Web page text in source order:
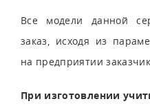
Все модели данной
заказ, исходя из
на предприятии
При изготовлении